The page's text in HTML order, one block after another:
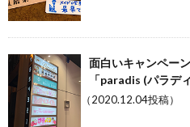
面白いキャンペー
「paradis (パラデ
（2020.12.04投稿）